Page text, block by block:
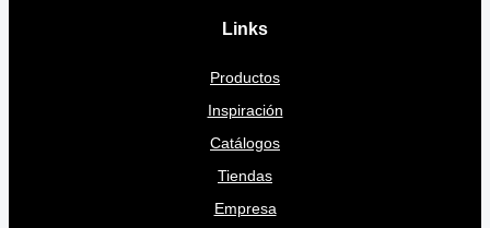
Links
Productos
Inspiración
Catálogos
Tiendas
Empresa